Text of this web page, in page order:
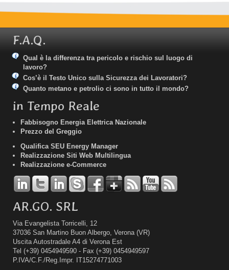
F.A.Q.
Qual è la differenza tra pericolo e rischio sul luogo di
lavoro?
Cos’è il Testo Unico sulla Sicurezza dei Lavoratori?
Quanto metano e petrolio ci sono in tutto il mondo?
in Tempo Reale
Fabbisogno Energia Elettrica Nazionale
Prezzo del Greggio
Qualifica SEU Energy Manager
Realizzazione Siti Web Multilingua
Realizzazione e-Commerce
AR.GO. SRL
Via Evangelista Torricelli, 12
37036 San Martino Buon Albergo, Verona (VR)
Uscita Autostradale A4 di Verona Est
Tel (+39) 0454949590 - Fax (+39) 0454949597
P.IVA/C.F. /Reg.Impr. IT15274771003